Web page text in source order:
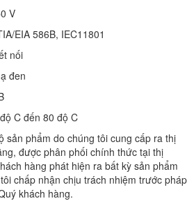
V
EIA 586B, IEC11801
nối
đen
C đến 80 độ C
sản phẩm do chúng tôi cung cấp ra thị
được phân phối chính thức tại thị
hàng phát hiện ra bất kỳ sản phẩm
chấp nhận chịu trách nhiệm trước pháp
khách hàng.